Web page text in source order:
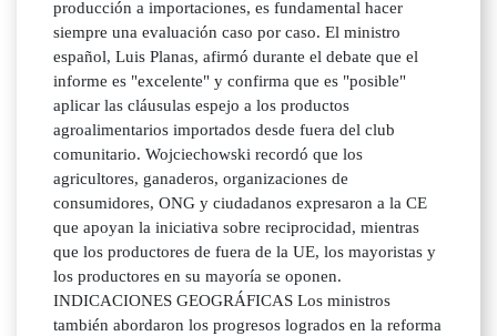
producción a importaciones, es fundamental hacer
siempre una evaluación caso por caso. El ministro
español, Luis Planas, afirmó durante el debate que el
informe es "excelente" y confirma que es "posible"
aplicar las cláusulas espejo a los productos
agroalimentarios importados desde fuera del club
comunitario. Wojciechowski recordó que los
agricultores, ganaderos, organizaciones de
consumidores, ONG y ciudadanos expresaron a la CE
que apoyan la iniciativa sobre reciprocidad, mientras
que los productores de fuera de la UE, los mayoristas y
los productores en su mayoría se oponen.
INDICACIONES GEOGRÁFICAS Los ministros
también abordaron los progresos logrados en la reforma